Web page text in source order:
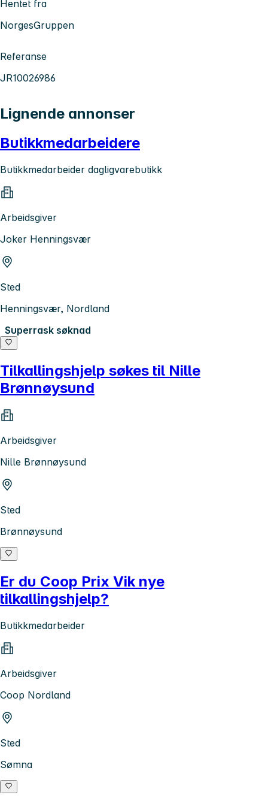
Hentet fra
NorgesGruppen
Referanse
JR10026986
Lignende annonser
Butikkmedarbeidere
Butikkmedarbeider dagligvarebutikk
Arbeidsgiver
Joker Henningsvær
Sted
Henningsvær, Nordland
Superrask søknad
Tilkallingshjelp søkes til Nille
Brønnøysund
Arbeidsgiver
Nille Brønnøysund
Sted
Brønnøysund
Er du Coop Prix Vik nye
tilkallingshjelp?
Butikkmedarbeider
Arbeidsgiver
Coop Nordland
Sted
Sømna